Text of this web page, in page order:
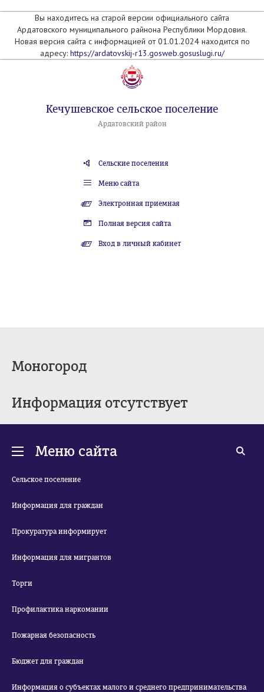
Вы находитесь на старой версии официального сайта
Ардатовского муниципального райнона Республики Мордовия.
Новая версия сайта с информацией от 01.01.2024 находится по
адресу: https://ardatovskij-r13.gosweb.gosuslugi.ru/
Кечушевское сельское поселение
Ардатовский район
Сельские поселения
Меню сайта
Электронная приемная
Полная версия сайта
Вход в личный кабинет
Моногород
Информация отсутствует
Меню сайта
Сельское поселение
Информация для граждан
Прокуратура информирует
Информация для мигрантов
Торги
Профилактика наркомании
Пожарная безопасность
Бюджет для граждан
Информация о субъектах малого и среднего предпринимательства